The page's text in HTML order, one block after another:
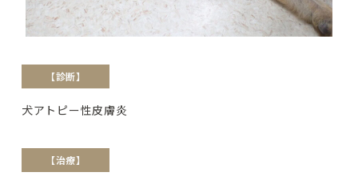
【診断】
犬アトピー性皮膚炎
【治療】